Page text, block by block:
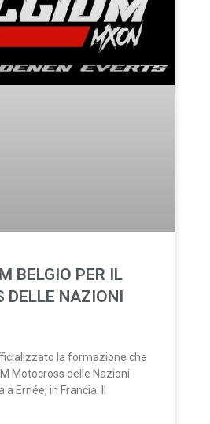
BELGIO PER IL
DELLE NAZIONI
la formazione che
Motocross delle Nazioni
Ernée, in Francia. Il